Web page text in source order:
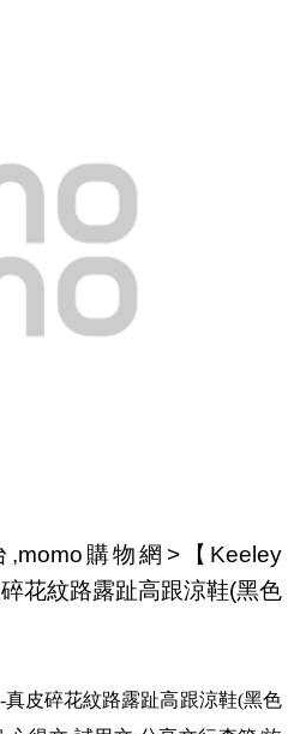
,momo購物網>【Keeley
花紋路露趾高跟涼鞋(黑色
-真皮碎花紋路露趾高跟涼鞋(黑色